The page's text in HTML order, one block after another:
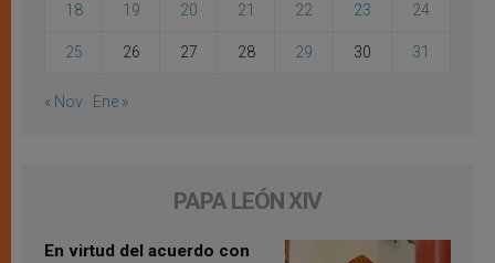
18 19 20 21 22 23 24
25 26 27 28 29 30 31
« Nov Ene »
PAPA LEÓN XIV
En virtud del acuerdo con